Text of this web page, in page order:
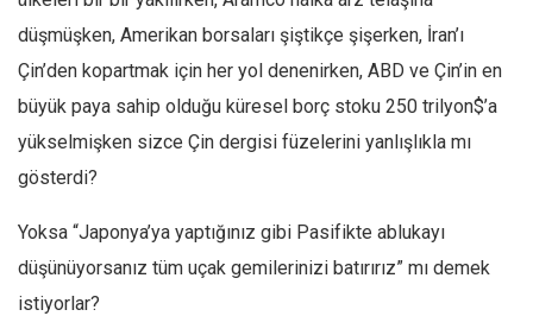
düşmüşken, Amerikan borsaları şiştikçe şişerken, İran’ı
Çin’den kopartmak için her yol denenirken, ABD ve Çin’in en
büyük paya sahip olduğu küresel borç stoku 250 trilyon$’a
yükselmişken sizce Çin dergisi füzelerini yanlışlıkla mı
gösterdi?
Yoksa “Japonya’ya yaptığınız gibi Pasifikte ablukayı
düşünüyorsanız tüm uçak gemilerinizi batırırız” mı demek
istiyorlar?